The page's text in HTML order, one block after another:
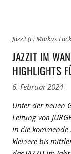
Jazzit (c) Markus
JAZZIT IM
HIGHLIGHTS
6. Februar 2024
Unter der neuen
Leitung von
in die kommende
kleinere bis